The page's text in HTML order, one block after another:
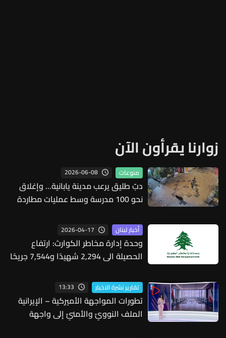
زوارنا يقرأون الآن
منوعات 2026-06-08
دبّ طليق يرعب مدينة يابانية... وإغلاق
نحو 100 مدرسة وسط عمليات مطاردة
أخبار لبنان 2026-04-17
وحدة إدارة مخاطر الكوارث: ارتفاع
الحصيلة الى 2,294 شهيدًا و7,544 جريحًا
تقارير نشرة الاخبار 13:33
تطورات المواجهة الأميركية – الإيرانية
الملف النوويّ والأمنيّ إلى واجهة